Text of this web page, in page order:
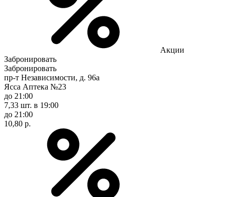
Акции
Забронировать
Забронировать
пр-т Независимости, д. 96а
Ясса Аптека №23
до 21:00
7,33 шт. в 19:00
до 21:00
10,80 р.